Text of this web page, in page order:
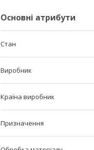
Основні атрибути
Стан
Виробник
Країна виробник
Призначення